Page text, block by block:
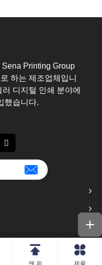
Printing Group
하는 제조업체입니
디지털 인쇄 분야에
했습니다.
맨 위 제품